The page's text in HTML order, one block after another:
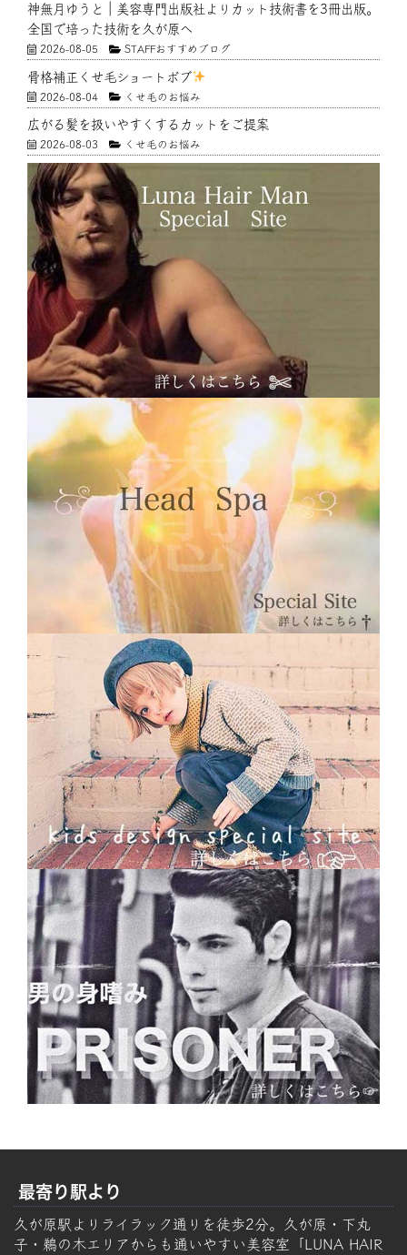
神無月ゆうと｜美容専門出版社よりカット技術書を3冊出版。
全国で培った技術を久が原へ
2026-08-05 STAFFおすすめブログ
骨格補正くせ毛ショートボブ
2026-08-04 くせ毛のお悩み
広がる髪を扱いやすくするカットをご提案
2026-08-03 くせ毛のお悩み
最寄り駅より
久が原駅よりライラック通りを徒歩2分。久が原・下丸
子・鵜の木エリアからも通いやすい美容室「LUNA HAIR